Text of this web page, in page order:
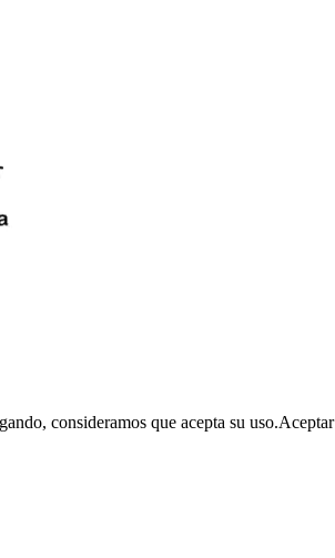
consideramos que acepta su uso.Aceptar